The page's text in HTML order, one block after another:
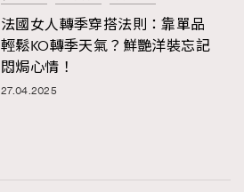
法國女人轉季穿搭法則：靠單品
輕鬆KO轉季天氣？鮮艷洋裝忘記
悶焗心情！
27.04.2025